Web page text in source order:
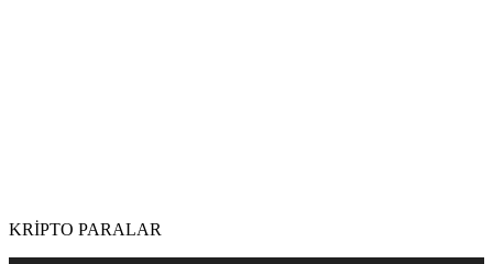
KRİPTO PARALAR